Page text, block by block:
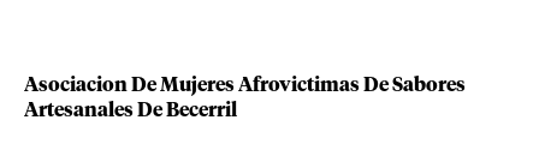
Asociacion De Mujeres Afrovictimas De Sabores
Artesanales De Becerril